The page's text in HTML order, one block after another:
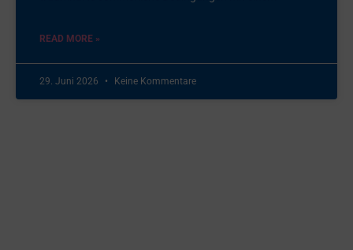
READ MORE »
29. Juni 2026 Keine Kommentare